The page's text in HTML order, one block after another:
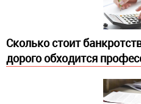
Сколько стоит
дорого обходится